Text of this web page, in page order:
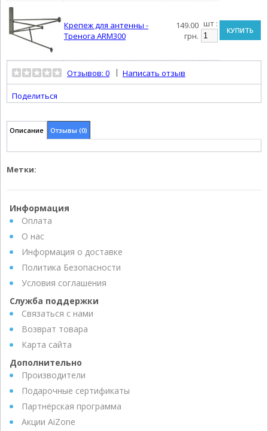
Крепеж для антенны -
Тренога ARM300
149.00
грн.
шт :
КУПИТЬ
Отзывов: 0 | Написать отзыв
Поделиться
Описание Отзывы (0)
Метки:
Информация
Оплата
О нас
Информация о доставке
Политика Безопасности
Условия соглашения
Служба поддержки
Связаться с нами
Возврат товара
Карта сайта
Дополнительно
Производители
Подарочные сертификаты
Партнёрская программа
Акции AiZone